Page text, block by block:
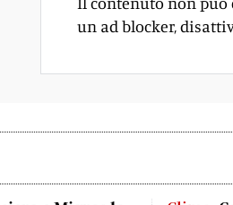
un ad blocker,